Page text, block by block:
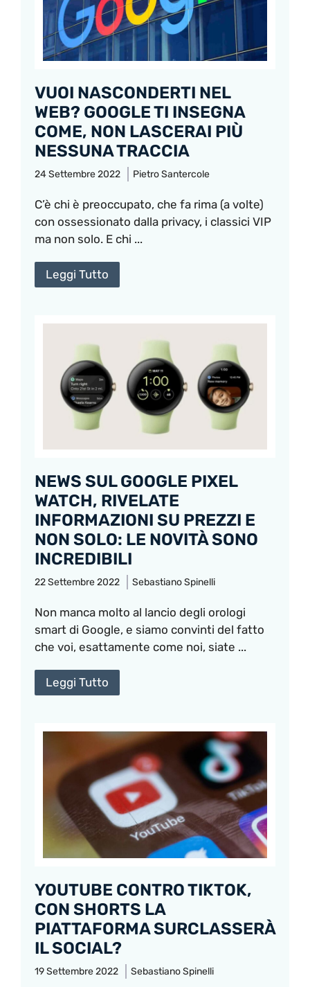
VUOI NASCONDERTI NEL
WEB? GOOGLE TI INSEGNA
COME, NON LASCERAI PIÙ
NESSUNA TRACCIA
24 Settembre 2022 Pietro Santercole
C’è chi è preoccupato, che fa rima (a volte)
con ossessionato dalla privacy, i classici VIP
ma non solo. E chi ...
Leggi Tutto
NEWS SUL GOOGLE PIXEL
WATCH, RIVELATE
INFORMAZIONI SU PREZZI E
NON SOLO: LE NOVITÀ SONO
INCREDIBILI
22 Settembre 2022 Sebastiano Spinelli
Non manca molto al lancio degli orologi
smart di Google, e siamo convinti del fatto
che voi, esattamente come noi, siate ...
Leggi Tutto
YOUTUBE CONTRO TIKTOK,
CON SHORTS LA
PIATTAFORMA SURCLASSERÀ
IL SOCIAL?
19 Settembre 2022 Sebastiano Spinelli